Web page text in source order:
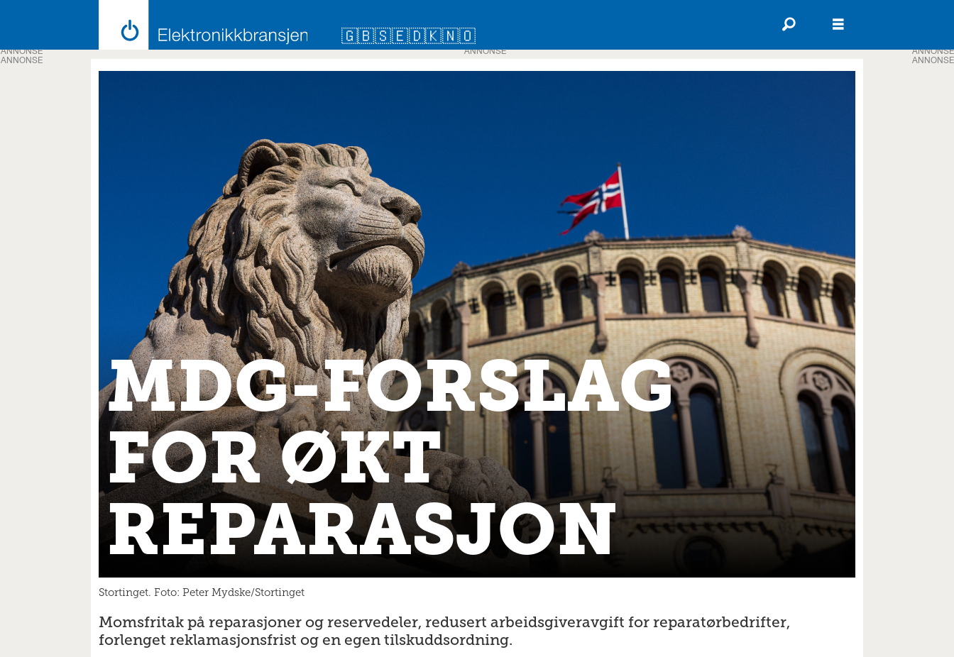
🇬🇧🇸🇪🇩🇰🇳🇴
ANNONSE
MDG-FORSLAG
FOR ØKT
REPARASJON
Stortinget. Foto: Peter Mydske/Stortinget
Momsfritak på reparasjoner og reservedeler, redusert arbeidsgiveravgift for reparatørbedrifter,
forlenget reklamasjonsfrist og en egen tilskuddsordning.
ANNONSE
ANNONSE
ANNONSE
ANNONSE